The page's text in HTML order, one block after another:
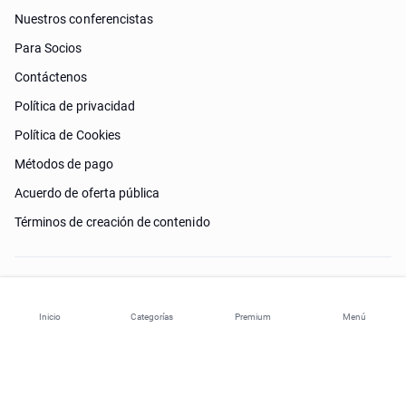
Inicio Categorías Premium Menú
Nuestros conferencistas
Para Socios
Contáctenos
Política de privacidad
Política de Cookies
Métodos de pago
Acuerdo de oferta pública
Términos de creación de contenido
¿Necesitas ayuda?